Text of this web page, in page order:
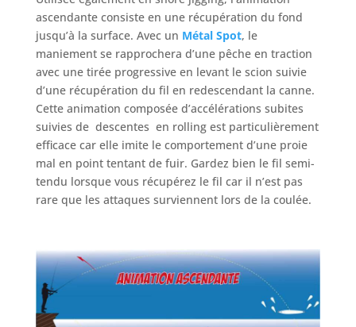
ascendante consiste en une récupération du fond
jusqu’à la surface. Avec un Métal Spot, le
maniement se rapprochera d’une pêche en traction
avec une tirée progressive en levant le scion suivie
d’une récupération du fil en redescendant la canne.
Cette animation composée d’accélérations subites
suivies de descentes en rolling est particulièrement
efficace car elle imite le comportement d’une proie
mal en point tentant de fuir. Gardez bien le fil semi-
tendu lorsque vous récupérez le fil car il n’est pas
rare que les attaques surviennent lors de la coulée.